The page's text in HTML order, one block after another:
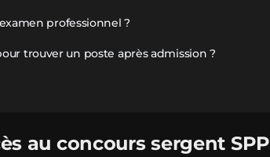
professionnel ?
trouver un poste après admission ?
au concours sergent SPP